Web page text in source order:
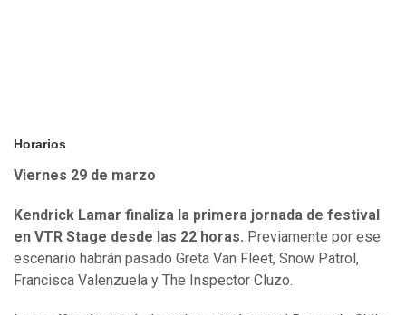
Horarios
Viernes 29 de marzo
Kendrick Lamar finaliza la primera jornada de festival
en VTR Stage desde las 22 horas. Previamente por ese
escenario habrán pasado Greta Van Fleet, Snow Patrol,
Francisca Valenzuela y The Inspector Cluzo.